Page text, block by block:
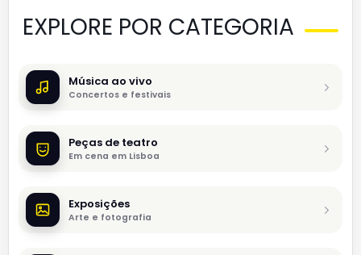
EXPLORE POR CATEGORIA
Música ao vivo
Concertos e festivais
Peças de teatro
Em cena em Lisboa
Exposições
Arte e fotografia